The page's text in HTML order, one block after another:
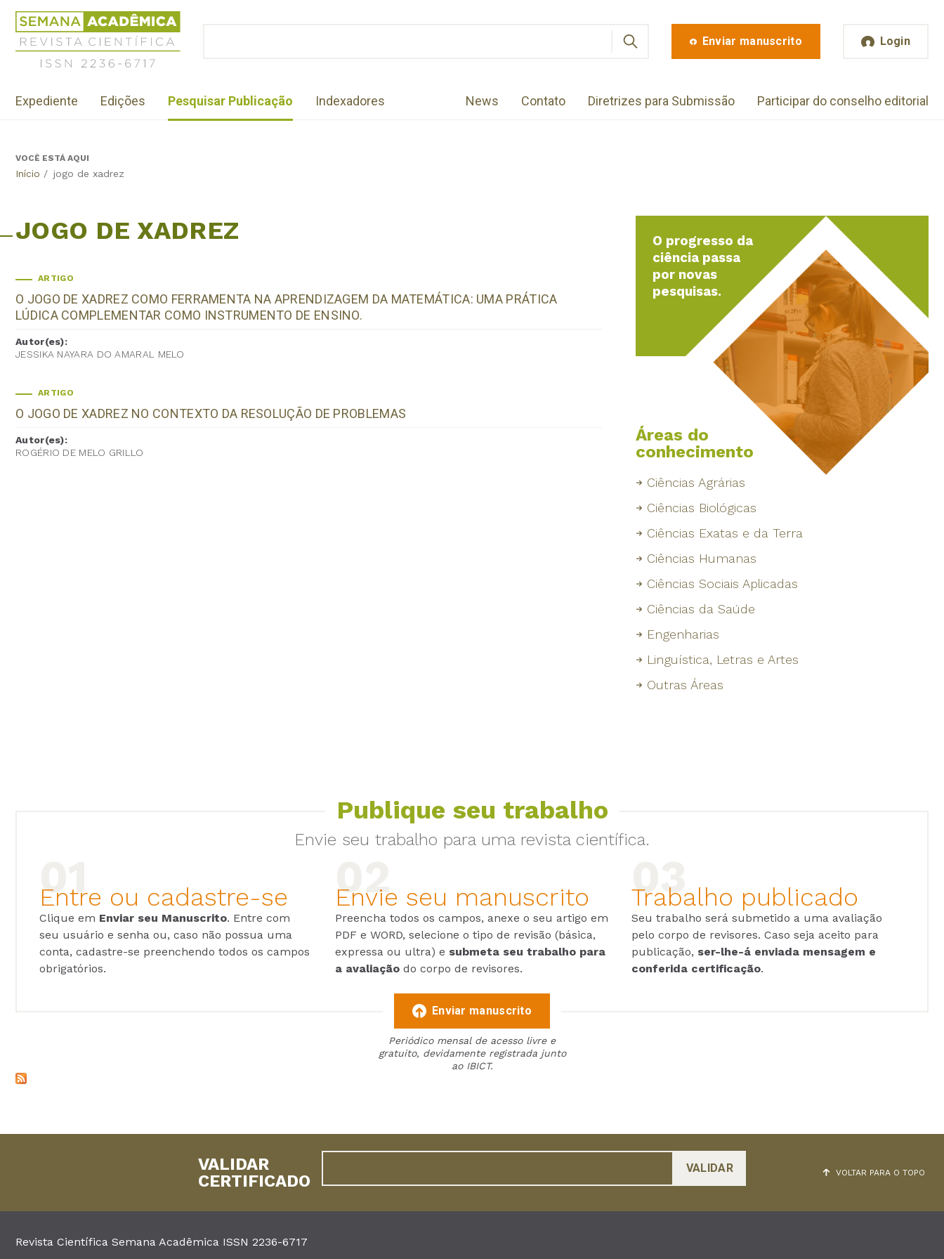
Jump
navigation
Revista
Científica
Semana
Acadêmica
2236-
Enviar manuscrito Login
Menu
institutional
Expediente Edições Pesquisar Publicação Indexadores News Contato Diretrizes para Submissão Participar do conselho editorial
BackVOCÊ ESTÁ AQUI
Início / jogo de xadrez
JOGO DE XADREZ
ARTIGO
O JOGO DE XADREZ COMO FERRAMENTA NA APRENDIZAGEM DA MATEMÁTICA: UMA PRÁTICA
LÚDICA COMPLEMENTAR COMO INSTRUMENTO DE ENSINO.
Autor(es):
JESSIKA NAYARA DO AMARAL MELO
ARTIGO
O JOGO DE XADREZ NO CONTEXTO DA RESOLUÇÃO DE PROBLEMAS
Autor(es):
ROGÉRIO DE MELO GRILLO
O progresso da
ciência passa
por novas
pesquisas.
Áreas do
conhecimento
Ciências Agrárias
Ciências Biológicas
Ciências Exatas e da Terra
Ciências Humanas
Ciências Sociais Aplicadas
Ciências da Saúde
Engenharias
Linguística, Letras e Artes
Outras Áreas
Publique seu trabalho
Envie seu trabalho para uma revista científica.
Entre ou cadastre-se
Clique em Enviar seu Manuscrito. Entre com
seu usuário e senha ou, caso não possua uma
conta, cadastre-se preenchendo todos os campos
obrigatórios.
Envie seu manuscrito
Preencha todos os campos, anexe o seu artigo em
PDF e WORD, selecione o tipo de revisão (básica,
expressa ou ultra) e submeta seu trabalho para
a avaliação do corpo de revisores.
Trabalho publicado
Seu trabalho será submetido a uma avaliação
pelo corpo de revisores. Caso seja aceito para
publicação, ser-lhe-á enviada mensagem e
conferida certificação.
Enviar manuscrito
Periódico mensal de acesso livre e
gratuito, devidamente registrada junto
ao IBICT.
VOLTAR PARA O TOPO
VALIDAR
CERTIFICADO
Revista Científica Semana Acadêmica ISSN 2236-6717